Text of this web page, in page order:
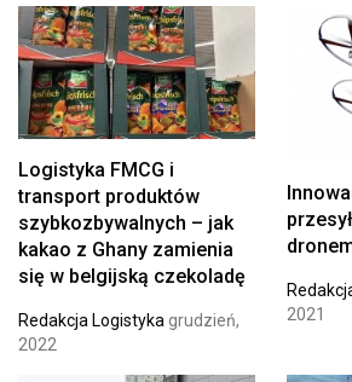
Logistyka FMCG i
transport produktów
szybkozbywalnych – jak
kakao z Ghany zamienia
się w belgijską czekoladę
Redakcja Logistyka grudzień,
2022
2021